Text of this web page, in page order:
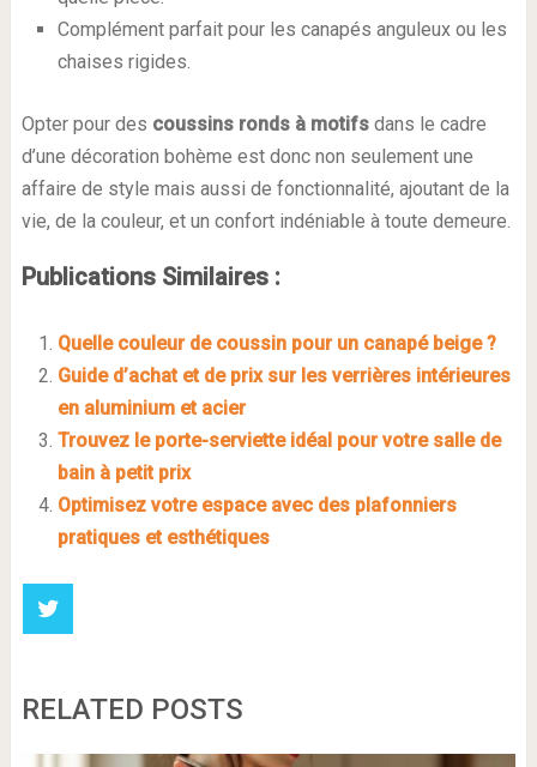
Complément parfait pour les canapés anguleux ou les
chaises rigides.
Opter pour des coussins ronds à motifsdans le cadre
d’une décoration bohème est donc non seulement une
affaire de style mais aussi de fonctionnalité, ajoutant de la
vie, de la couleur, et un confort indéniable à toute demeure.
Publications Similaires :
Quelle couleur de coussin pour un canapé beige ?
Guide d’achat et de prix sur les verrières intérieures
en aluminium et acier
Trouvez le porte-serviette idéal pour votre salle de
bain à petit prix
Optimisez votre espace avec des plafonniers
pratiques et esthétiques
RELATED POSTS